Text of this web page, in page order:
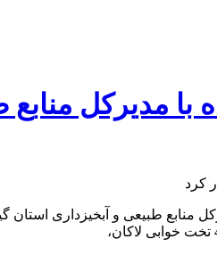
مدیرکل منابع
طبیعی و آبخیزداری استان